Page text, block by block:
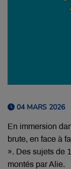
04 MARS 2026
En immersion
brute, en face à
». Des sujets de
montés par Alie.